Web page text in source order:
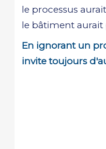
le processus
le bâtiment aurait
En ignorant un
invite toujours